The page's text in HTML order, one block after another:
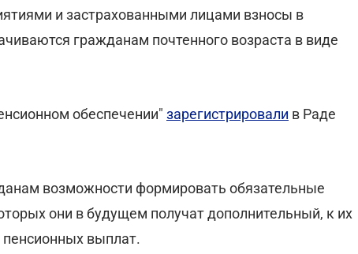
и застрахованными лицами взносы в
гражданам почтенного возраста в виде
обеспечении" зарегистрировали в Раде
возможности формировать обязательные
они в будущем получат дополнительный, к их
пенсионных выплат.